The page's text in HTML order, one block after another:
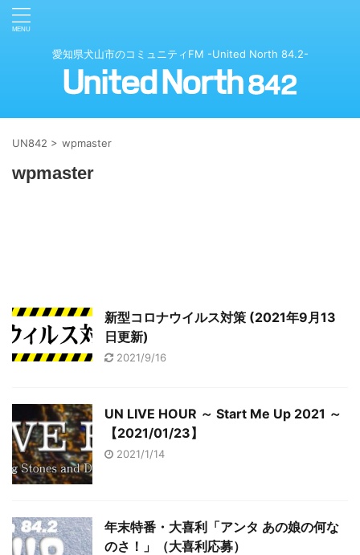
愛知県犬山市のコミュニティFM -United North 84.2-
UN842 > wpmaster
wpmaster
新型コロナウイルス対策 (2021年9月13
日更新)
2021/9/16
UN LIVE HOUR ～ Start Me Up 2021 ～
【2021/01/23】
2021/1/14
年末特番・大喜利「アンタ あの娘の何な
のさ！」（大喜利応募）